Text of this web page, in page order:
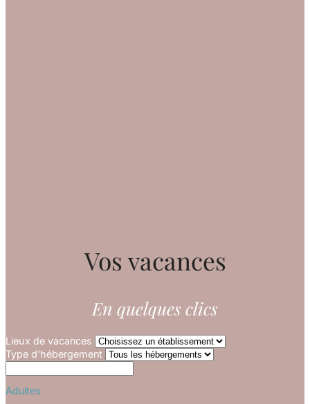
Vos vacances
En quelques clics
Lieux de vacances
Type d'hébergement
Adultes